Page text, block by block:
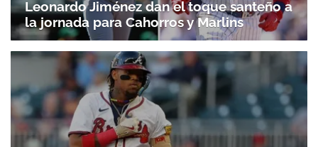
Leonardo Jiménez dan el toque santeño a
la jornada para Cahorros y Marlins